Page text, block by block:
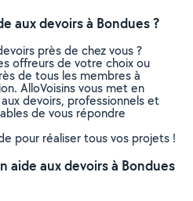
aux devoirs à Bondues ?
près de chez vous ?
offreurs de votre choix ou
de tous les membres à
AlloVoisins vous met en
devoirs, professionnels et
de vous répondre
pour réaliser tous vos projets !
aide aux devoirs à Bondues